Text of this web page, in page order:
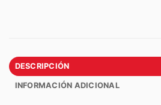
DESCRIPCIÓN
INFORMACIÓN ADICIONAL